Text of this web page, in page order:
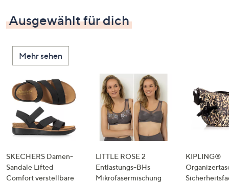
Ausgewählt für dich
Mehr sehen
SKECHERS Damen-
Sandale Lifted
Comfort verstellbare
LITTLE ROSE 2
Entlastungs-BHs
Mikrofasermischung
KIPLING®